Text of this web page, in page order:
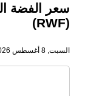
سعر الفضة
(RWF)
السبت, 8 أغسطس 2026, 3:49 ص